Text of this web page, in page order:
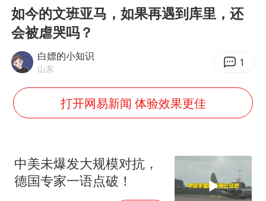
国足U17与阿森纳决赛取消 并列冠军
新疆一婚礼线上邀请引热议
《龙餐馆》 冲奖
BLG经理辟谣Bin离队
云南一男子胃中取出180颗铁钉
如今的文班亚马，如果再遇到库里，还
会被虐哭吗？
白嫖的小知识
山东 1
打开网易新闻 体验效果更佳
中美未爆发大规模对抗，
德国专家一语点破！